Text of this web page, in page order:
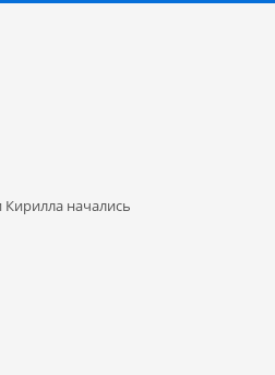
начались